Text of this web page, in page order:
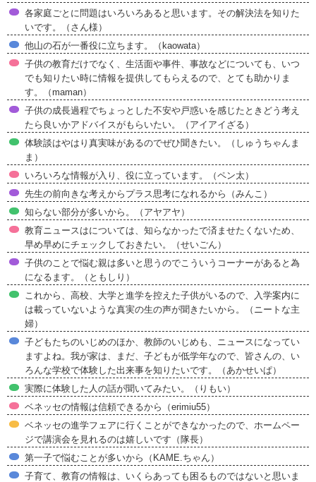
各家庭ごとに問題はいろいろあると思います。その解決法を知りた
いです。（さん様）
他山の石が一番役に立ちます。（kaowata）
子供の教育だけでなく、生活面や事件、事故などについても、いつ
でも知りたい時に情報を提供してもらえるので、とても助かりま
す。（maman）
子供の成長過程でちょっとした不安や戸惑いを感じたときどう考え
たら良いかアドバイスがもらいたい。（アイアイざる）
体験談はやはり真実味があるのでぜひ聞きたい。（しゅうちゃんま
ま）
いろいろな情報が入り、役に立っています。（ペン太）
先生の前向きな考えからプラス思考になれるから（みんこ）
知らない部分が多いから。（アヤアヤ）
教育ニュースはについては、知らなかったで済ませたくないため、
早め早めにチェックしておきたい。（せいごん）
子供のことで悩む親は多いと思うのでこういうコーナーがあると為
になるます。（ともしり）
これから、高校、大学と進学を控えた子供がいるので、入学案内に
は載っていないような真実の生の声が聞きたいから。（ニートな主
婦）
子どもたちのいじめのほか、教師のいじめも、ニュースになってい
ますよね。我が家は、まだ、子どもが低学年なので、皆さんの、い
ろんな学校で体験した出来事を知りたいです。（あかせいぱ）
実際に体験した人の話が聞いてみたい。（りもい）
ベネッセの情報は信頼できるから（erimiu55）
ベネッセの進学フェアに行くことができなかったので、ホームペー
ジで講演会を見れるのは嬉しいです（隊長）
第一子で悩むことが多いから（KAME.ちゃん）
子育て、教育の情報は、いくらあっても困るものではないと思いま